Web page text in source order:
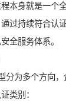
本身就是一个
过持续符合认
全服务体系。
分为多个方向
类别：